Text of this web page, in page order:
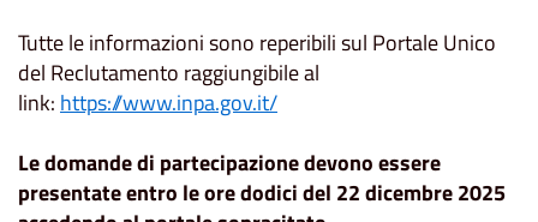
Tutte le informazioni sono reperibili sul Portale Unico
del Reclutamento raggiungibile al
link: https://www.inpa.gov.it/
Le domande di partecipazione devono essere
presentate entro le ore dodici del 22 dicembre 2025